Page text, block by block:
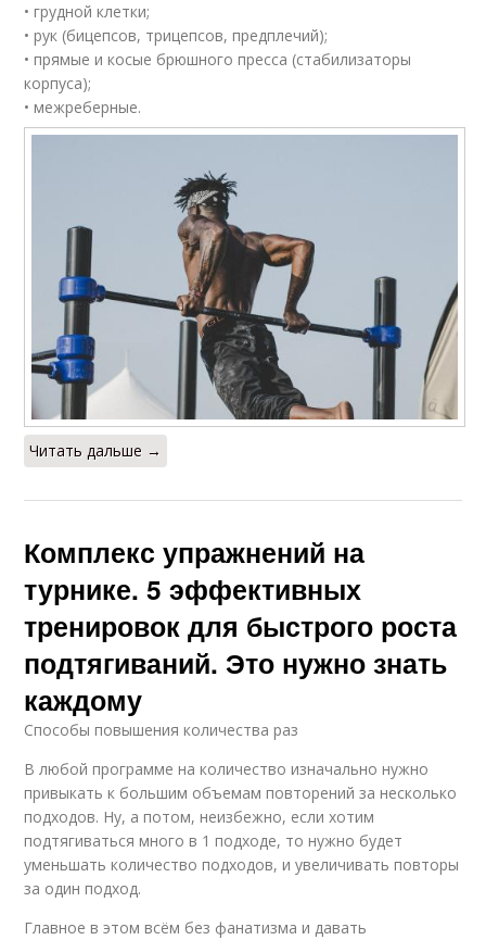
• грудной клетки;
• рук (бицепсов, трицепсов, предплечий);
• прямые и косые брюшного пресса (стабилизаторы
корпуса);
• межреберные.
Читать дальше →
Комплекс упражнений на
турнике. 5 эффективных
тренировок для быстрого роста
подтягиваний. Это нужно знать
каждому
Способы повышения количества раз
В любой программе на количество изначально нужно
привыкать к большим объемам повторений за несколько
подходов. Ну, а потом, неизбежно, если хотим
подтягиваться много в 1 подходе, то нужно будет
уменьшать количество подходов, и увеличивать повторы
за один подход.
Главное в этом всём без фанатизма и давать